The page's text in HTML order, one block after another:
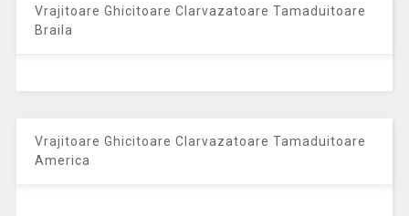
Vrajitoare Ghicitoare Clarvazatoare Tamaduitoare
Braila
Vrajitoare Ghicitoare Clarvazatoare Tamaduitoare
America